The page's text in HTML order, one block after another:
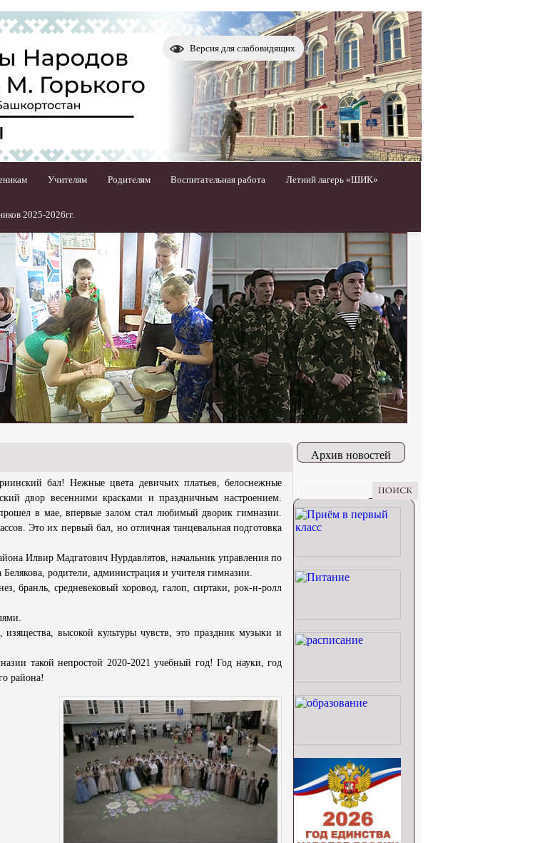
Версия для слабовидящих
Учителям Родителям Воспитательная работа Летний лагерь «ШИК»
2025-2026гг.
бал! Нежные цвета девичьих платьев, белоснежные
двор весенними красками и праздничным настроением.
в мае, впервые залом стал любимый дворик гимназии.
Это их первый бал, но отличная танцевальная подготовка
Илвир Мадгатович Нурдавлятов, начальник управления по
родители, администрация и учителя гимназии.
бранль, средневековый хоровод, галоп, сиртаки, рок-н-ролл
высокой культуры чувств, это праздник музыки и
такой непростой 2020-2021 учебный год! Год наук­и, год
района!
Архив новостей